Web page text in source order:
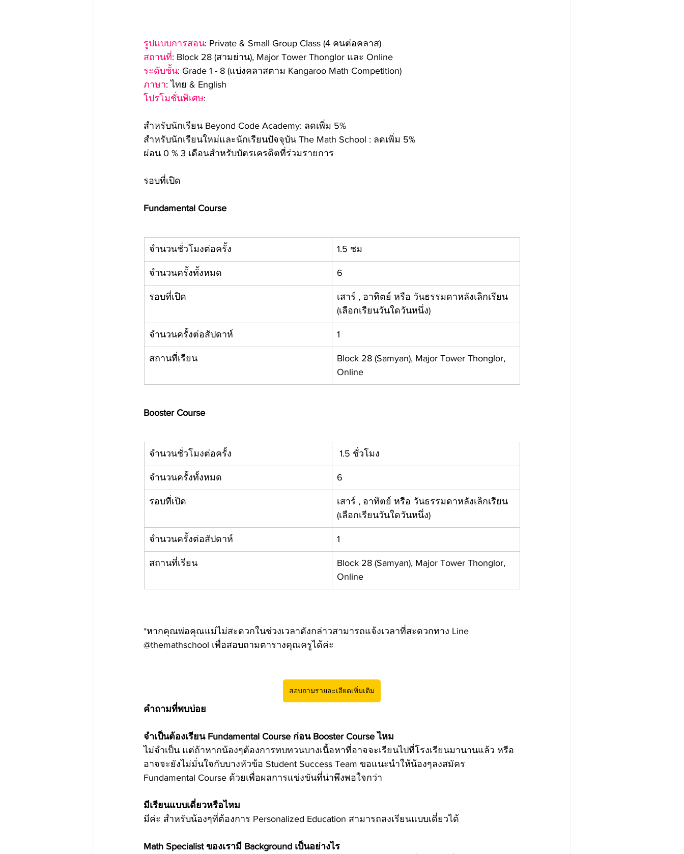
รูปแบบการสอน: Private & Small Group Class (4 คนต่อคลาส)
สถานที่: Block 28 (สามย่าน), Major Tower Thonglor และ Online
ระดับชั้น: Grade 1 - 8 (แบ่งคลาสตาม Kangaroo Math Competition)
ภาษา: ไทย & English
โปรโมชั่นพิเศษ:
สำหรับนักเรียน Beyond Code Academy: ลดเพิ่ม 5%
สำหรับนักเรียนใหม่และนักเรียนปัจจุบัน The Math School : ลดเพิ่ม 5%
ผ่อน 0 % 3 เดือนสำหรับบัตรเครดิตที่ร่วมรายการ
รอบที่เปิด
Fundamental Course
จำนวนชั่วโมงต่อครั้ง 1.5 ชม
จำนวนครั้งทั้งหมด 6
​รอบที่เปิด
เสาร์ , อาทิตย์ หรือ วันธรรมดาหลังเลิกเรียน
(เลือกเรียนวันใดวันหนึ่ง)
จำนวนครั้งต่อสัปดาห์ 1
สถานที่เรียน
Block 28 (Samyan), Major Tower Thonglor,
Online
Booster Course
​จำนวนชั่วโมงต่อครั้ง 1.5 ชั่วโมง
​จำนวนครั้งทั้งหมด ​6
​​รอบที่เปิด
​เสาร์ , อาทิตย์ หรือ วันธรรมดาหลังเลิกเรียน
(เลือกเรียนวันใดวันหนึ่ง)
​จำนวนครั้งต่อสัปดาห์ ​1
สถานที่เรียน
​Block 28 (Samyan), Major Tower Thonglor,
Online
*หากคุณพ่อคุณแม่ไม่สะดวกในช่วงเวลาดังกล่าวสามารถแจ้งเวลาที่สะดวกทาง Line
@themathschool เพื่อสอบถามตารางคุณครูได้ค่ะ
สอบถามรายละเอียดเพิ่มเติม
คำถามที่พบบ่อย
จำเป็นต้องเรียน Fundamental Course ก่อน Booster Course ไหม
ไม่จำเป็น แต่ถ้าหากน้องๆต้องการทบทวนบางเนื้อหาที่อาจจะเรียนไปที่โรงเรียนมานานแล้ว หรือ
อาจจะยังไม่มั่นใจกับบางหัวข้อ Student Success Team ขอแนะนำให้น้องๆลงสมัคร
Fundamental Course ด้วยเพื่อผลการแข่งขันที่น่าพึงพอใจกว่า
มีเรียนแบบเดี่ยวหรือไหม
มีค่ะ สำหรับน้องๆที่ต้องการ Personalized Education สามารถลงเรียนแบบเดี่ยวได้
Math Specialist ของเรามี Background เป็นอย่างไร